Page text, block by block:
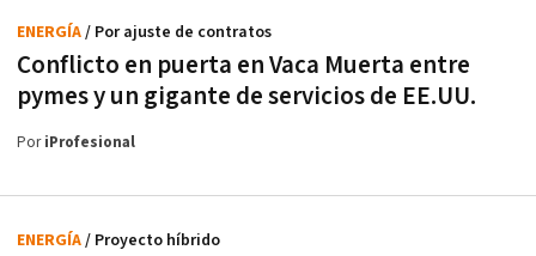
Conflicto en puerta en Vaca Muerta entre
pymes y un gigante de servicios de EE.UU.
ENERGÍA/ Por ajuste de contratos
PoriProfesional
ENERGÍA/ Proyecto híbrido